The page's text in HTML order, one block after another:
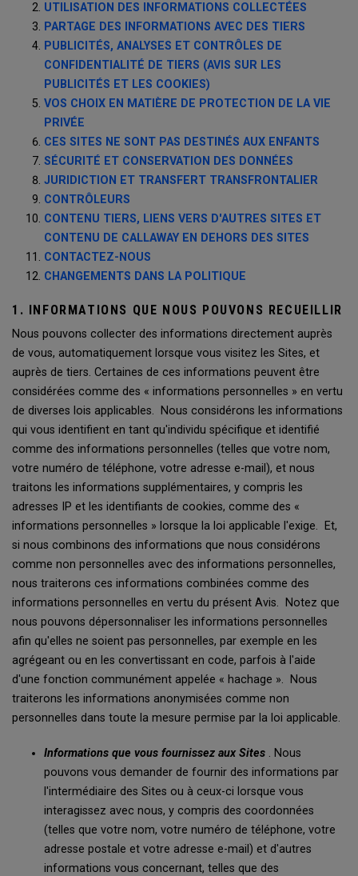
UTILISATION DES INFORMATIONS COLLECTÉES
PARTAGE DES INFORMATIONS AVEC DES TIERS
PUBLICITÉS, ANALYSES ET CONTRÔLES DE
CONFIDENTIALITÉ DE TIERS (AVIS SUR LES
PUBLICITÉS ET LES COOKIES)
VOS CHOIX EN MATIÈRE DE PROTECTION DE LA VIE
PRIVÉE
CES SITES NE SONT PAS DESTINÉS AUX ENFANTS
SÉCURITÉ ET CONSERVATION DES DONNÉES
JURIDICTION ET TRANSFERT TRANSFRONTALIER
CONTRÔLEURS
CONTENU TIERS, LIENS VERS D'AUTRES SITES ET
CONTENU DE CALLAWAY EN DEHORS DES SITES
CONTACTEZ-NOUS
CHANGEMENTS DANS LA POLITIQUE
1. INFORMATIONS QUE NOUS POUVONS RECUEILLIR
Nous pouvons collecter des informations directement auprès
de vous, automatiquement lorsque vous visitez les Sites, et
auprès de tiers. Certaines de ces informations peuvent être
considérées comme des « informations personnelles » en vertu
de diverses lois applicables. Nous considérons les informations
qui vous identifient en tant qu'individu spécifique et identifié
comme des informations personnelles (telles que votre nom,
votre numéro de téléphone, votre adresse e-mail), et nous
traitons les informations supplémentaires, y compris les
adresses IP et les identifiants de cookies, comme des «
informations personnelles » lorsque la loi applicable l'exige. Et,
si nous combinons des informations que nous considérons
comme non personnelles avec des informations personnelles,
nous traiterons ces informations combinées comme des
informations personnelles en vertu du présent Avis. Notez que
nous pouvons dépersonnaliser les informations personnelles
afin qu'elles ne soient pas personnelles, par exemple en les
agrégeant ou en les convertissant en code, parfois à l'aide
d'une fonction communément appelée « hachage ». Nous
traiterons les informations anonymisées comme non
personnelles dans toute la mesure permise par la loi applicable.
Informations que vous fournissez aux Sites . Nous
pouvons vous demander de fournir des informations par
l'intermédiaire des Sites ou à ceux-ci lorsque vous
interagissez avec nous, y compris des coordonnées
(telles que votre nom, votre numéro de téléphone, votre
adresse postale et votre adresse e-mail) et d'autres
informations vous concernant, telles que des